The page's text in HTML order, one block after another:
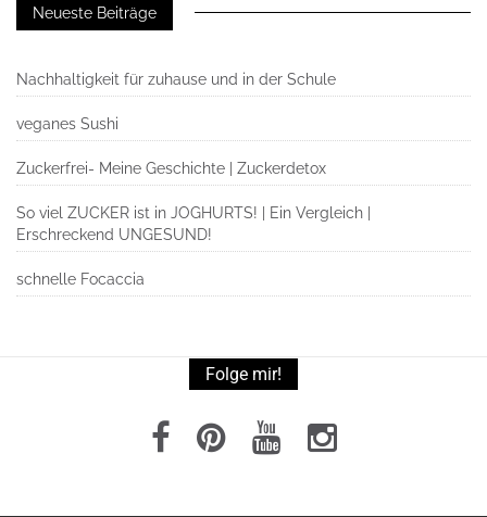
Neueste Beiträge
Nachhaltigkeit für zuhause und in der Schule
veganes Sushi
Zuckerfrei- Meine Geschichte | Zuckerdetox
So viel ZUCKER ist in JOGHURTS! | Ein Vergleich |
Erschreckend UNGESUND!
schnelle Focaccia
Folge mir!